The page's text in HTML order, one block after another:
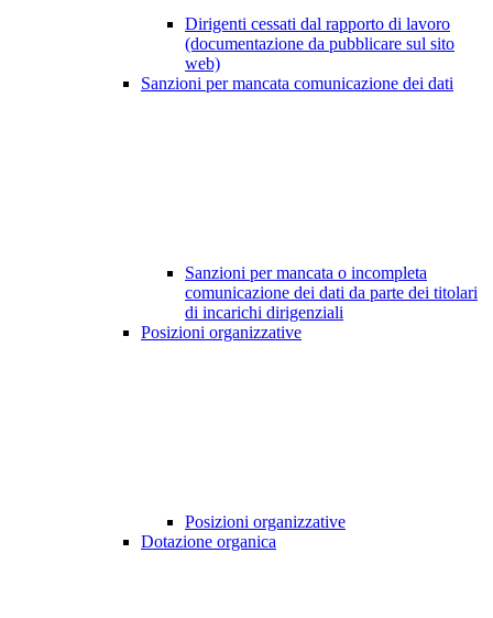
Dirigenti cessati dal rapporto di lavoro
(documentazione da pubblicare sul sito
web)
Sanzioni per mancata comunicazione dei dati
Sanzioni per mancata o incompleta
comunicazione dei dati da parte dei titolari
di incarichi dirigenziali
Posizioni organizzative
Posizioni organizzative
Dotazione organica